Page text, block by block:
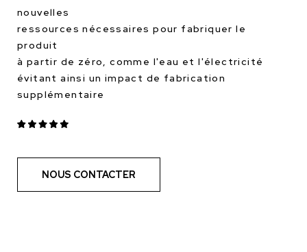
nouvelles
ressources nécessaires pour fabriquer le
produit
à partir de zéro, comme l'eau et l'électricité
évitant ainsi un impact de fabrication
supplémentaire
NOUS CONTACTER